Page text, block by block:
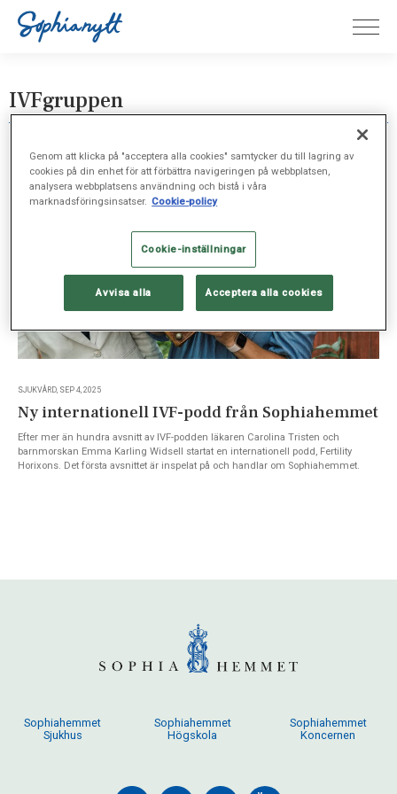
IVFgruppen
SJUKVÅRD, SEP 4, 2025
Ny internationell IVF-podd från Sophiahemmet
Efter mer än hundra avsnitt av IVF-podden läkaren Carolina Tristen och
barnmorskan Emma Karling Widsell startat en internationell podd, Fertility
Horixons. Det första avsnittet är inspelat på och handlar om Sophiahemmet.
Sophiahemmet
Sjukhus
Sophiahemmet
Högskola
Sophiahemmet
Koncernen
Genom att klicka på "acceptera alla cookies" samtycker du till lagring av
cookies på din enhet för att förbättra navigeringen på webbplatsen,
analysera webbplatsens användning och bistå i våra
marknadsföringsinsatser. Cookie-policy
Cookie-inställningar
Avvisa alla Acceptera alla cookies